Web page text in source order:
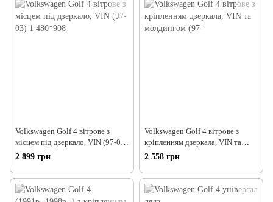
Volkswagen Golf 4 вітрове з
місцем під дзеркалo, VIN (97-03)
1 480*908
2 899 грн
Volkswagen Golf 4 вітрове з
кріпленням дзеркала, VIN та
молдингом (97-
2 558 грн